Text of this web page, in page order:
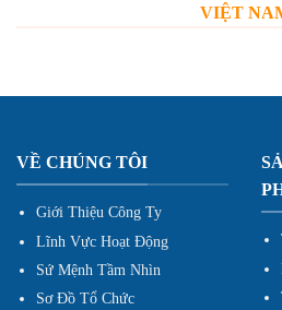
VIỆT
VỀ CHÚNG TÔI
Giới Thiệu Công Ty
Lĩnh Vực Hoạt Động
Sứ Mệnh Tầm Nhìn
Sơ Đồ Tổ Chức